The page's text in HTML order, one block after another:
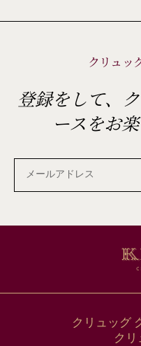
クリュ
登録をして、
ースをお
メ
ー
ル
ア
ド
クリュッグ
クリ